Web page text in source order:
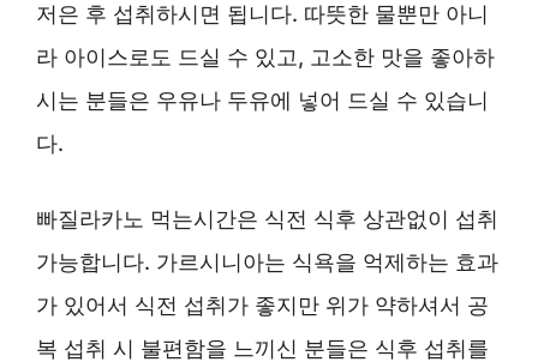
저은 후 섭취하시면 됩니다. 따뜻한 물뿐만 아니
라 아이스로도 드실 수 있고, 고소한 맛을 좋아하
시는 분들은 우유나 두유에 넣어 드실 수 있습니
다.
빠질라카노 먹는시간은 식전 식후 상관없이 섭취
가능합니다. 가르시니아는 식욕을 억제하는 효과
가 있어서 식전 섭취가 좋지만 위가 약하셔서 공
복 섭취 시 불편함을 느끼신 분들은 식후 섭취를